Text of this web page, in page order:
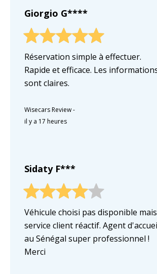
Giorgio G****
Réservation simple à effectuer.
Rapide et efficace. Les
sont claires.
Wisecars Review-
il y a 17 heures
Sidaty F***
Véhicule choisi pas disponible mais
service client réactif. Agent
au Sénégal super professionnel !
Merci